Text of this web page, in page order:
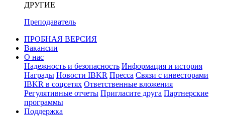
ДРУГИЕ
Преподаватель
ПРОБНАЯ ВЕРСИЯ
Вакансии
О нас
Надежность и безопасность Информация и история
Награды Новости IBKR Пресса Связи с инвесторами
IBKR в соцсетях Ответственные вложения
Регулятивные отчеты Пригласите друга Партнерские
программы
Поддержка